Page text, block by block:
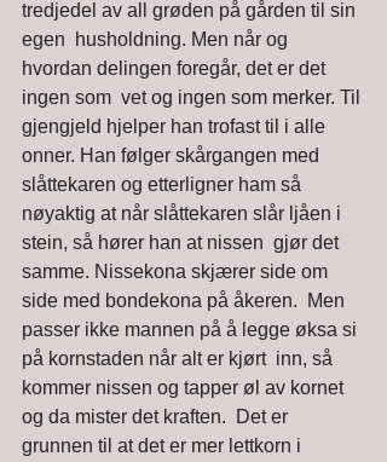
tredjedel av all grøden på gården til sin
egen  husholdning. Men når og
hvordan delingen foregår, det er det
ingen som  vet og ingen som merker. Til
gjengjeld hjelper han trofast til i alle
onner. Han følger skårgangen med
slåttekaren og etterligner ham så
nøyaktig at når slåttekaren slår ljåen i
stein, så hører han at nissen  gjør det
samme. Nissekona skjærer side om
side med bondekona på åkeren.  Men
passer ikke mannen på å legge øksa si
på kornstaden når alt er kjørt  inn, så
kommer nissen og tapper øl av kornet
og da mister det kraften.  Det er
grunnen til at det er mer lettkorn i